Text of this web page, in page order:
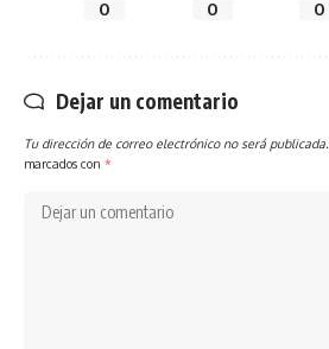
0 0 0
Dejar un comentario
Tu dirección de correo electrónico no será publicada.
marcados con *